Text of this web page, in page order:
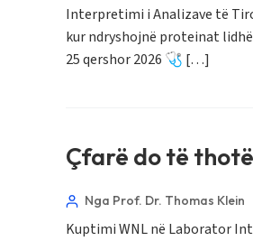
Interpretimi i Analizave të
kur ndryshojnë proteinat
25 qershor 2026 🩺 […]
Çfarë do të
Nga Prof. Dr. Thomas Klein
Kuptimi WNL në Laborator
ພາສາລາວ
Cebuano
Татар теле
Беларуская
Esperanto